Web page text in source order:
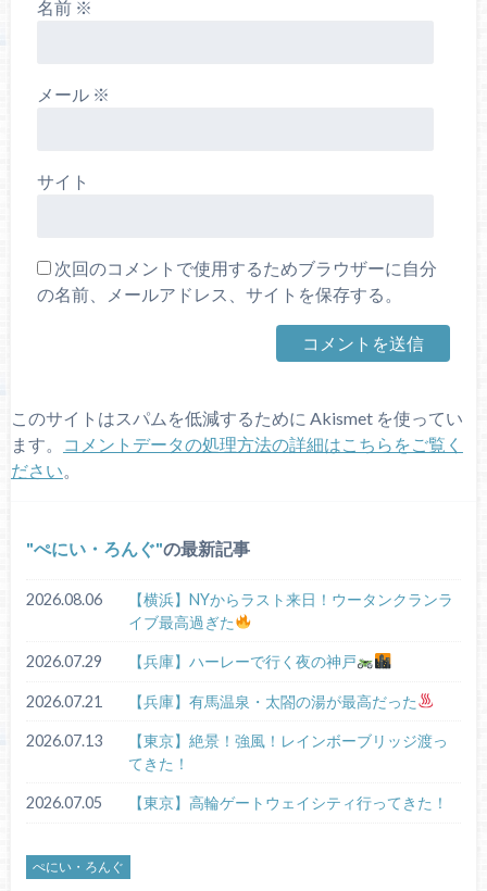
名前 ※
メール ※
サイト
次回のコメントで使用するためブラウザーに自分
の名前、メールアドレス、サイトを保存する。
このサイトはスパムを低減するために Akismet を使ってい
ます。
コメントデータの処理方法の詳細はこちらをご覧く
ださい。
ぺにい・ろんぐ の最新記事
2026.08.06
【横浜】NYからラスト来日！ウータンクランラ
イブ最高過ぎた
2026.07.29 【兵庫】ハーレーで行く夜の神戸
2026.07.21 【兵庫】有馬温泉・太閤の湯が最高だった
2026.07.13
【東京】絶景！強風！レインボーブリッジ渡っ
てきた！
2026.07.05 【東京】高輪ゲートウェイシティ行ってきた！
ぺにい・ろんぐ